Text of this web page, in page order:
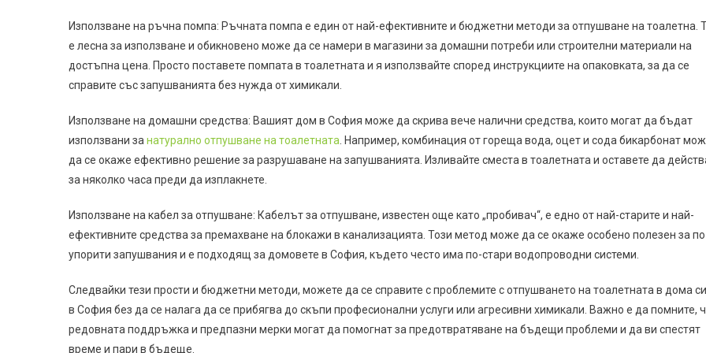
Използване на ръчна помпа: Ръчната помпа е един от най-ефективните и бюджетни методи за отпушване на тоалетна.
е лесна за използване и обикновено може да се намери в магазини за домашни потреби или строителни материали на
достъпна цена. Просто поставете помпата в тоалетната и я използвайте според инструкциите на опаковката, за да се
справите със запушванията без нужда от химикали.
Използване на домашни средства: Вашият дом в София може да скрива вече налични средства, които могат да бъдат
използвани за натурално отпушване на тоалетната . Например, комбинация от гореща вода, оцет и сода бикарбонат
да се окаже ефективно решение за разрушаване на запушванията. Изливайте сместа в тоалетната и оставете да
за няколко часа преди да изплакнете.
Използване на кабел за отпушване: Кабелът за отпушване, известен още като „пробивач“, е едно от най-старите и най-
ефективните средства за премахване на блокажи в канализацията. Този метод може да се окаже особено полезен за
упорити запушвания и е подходящ за домовете в София, където често има по-стари водопроводни системи.
Следвайки тези прости и бюджетни методи, можете да се справите с проблемите с отпушването на тоалетната в дома си
в София без да се налага да се прибягва до скъпи професионални услуги или агресивни химикали. Важно е да помните,
редовната поддръжка и предпазни мерки могат да помогнат за предотвратяване на бъдещи проблеми и да ви спестят
време и пари в бъдеще.